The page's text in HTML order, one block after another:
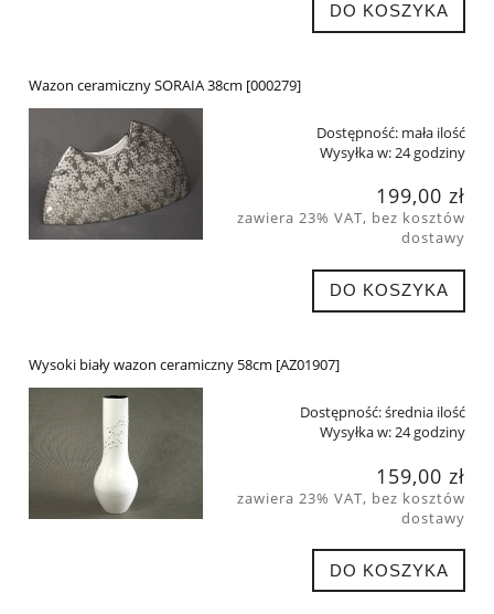
DO KOSZYKA
Wazon ceramiczny SORAIA 38cm [000279]
Dostępność: mała ilość
Wysyłka w:24 godziny
199,00 zł
zawiera 23% VAT, bez kosztów
dostawy
DO KOSZYKA
Wysoki biały wazon ceramiczny 58cm [AZ01907]
Dostępność:średnia ilość
Wysyłka w:24 godziny
159,00 zł
zawiera 23% VAT, bez kosztów
dostawy
DO KOSZYKA